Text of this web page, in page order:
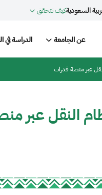
السعوديةكيف تتحقق
navigation
عن الجامعة الدراسة في
عبر منصة قدرات
النقل عبر